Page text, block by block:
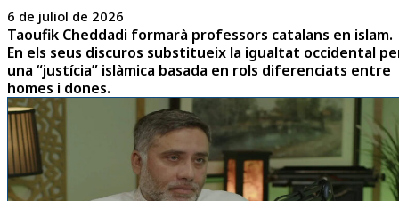
6 de juliol de 2026
Taoufik Cheddadi formarà professors catalans en islam.
En els seus discuros substitueix la igualtat occidental
una “justícia” islàmica basada en rols diferenciats entre
homes i dones.